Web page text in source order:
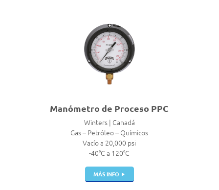
Manómetro de Proceso PPC
Winters | Canadá
Gas – Petróleo – Químicos
Vacío a 20,000 psi
-40°C a 120°C
MÁS INFO